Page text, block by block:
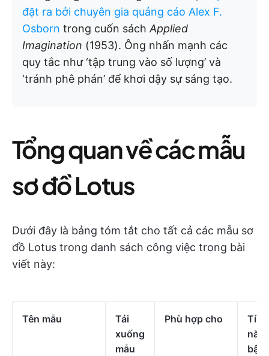
đặt ra bởi chuyên gia quảng cáo Alex F.
Osborn trong cuốn sách Applied
Imagination (1953). Ông nhấn mạnh các
quy tắc như ‘tập trung vào số lượng’ và
‘tránh phê phán’ để khơi dậy sự sáng tạo.
Tổng quan về các mẫu
sơ đồ Lotus
Dưới đây là bảng tóm tắt cho tất cả các mẫu sơ
đồ Lotus trong danh sách công việc trong bài
viết này:
Tên mẫu
Tải
xuống
mẫu
Phù hợp cho
Tính
bật